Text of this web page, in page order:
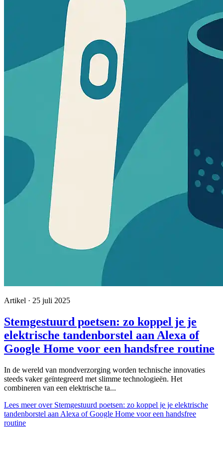
Artikel · 25 juli 2025
Stemgestuurd poetsen: zo koppel je je
elektrische tandenborstel aan Alexa of
Google Home voor een handsfree routine
In de wereld van mondverzorging worden technische innovaties
steeds vaker geïntegreerd met slimme technologieën. Het
combineren van een elektrische ta...
Lees meerover Stemgestuurd poetsen: zo koppel je je elektrische
tandenborstel aan Alexa of Google Home voor een handsfree
routine